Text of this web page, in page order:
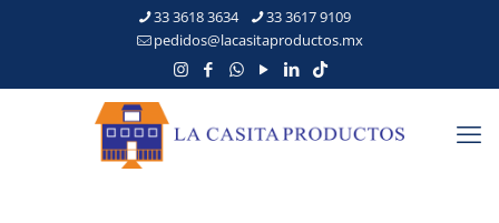
33 3618 3634
33 3617 9109
pedidos@lacasitaproductos.mx